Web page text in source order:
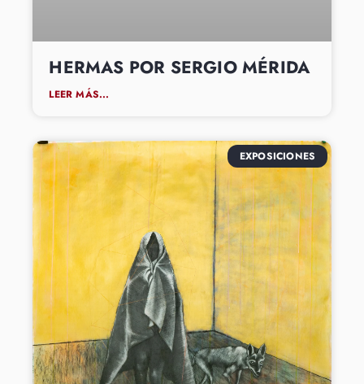
HERMAS POR SERGIO MÉRIDA
LEER MÁS...
EXPOSICIONES